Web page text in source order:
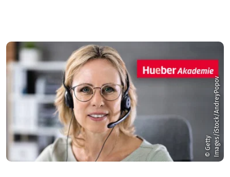
©
G
e
t
t
y
I
m
a
g
e
s
/
i
S
t
o
c
k
/
A
n
d
r
e
y
P
o
p
ov